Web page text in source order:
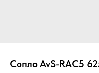
Сопло AvS-RAC5